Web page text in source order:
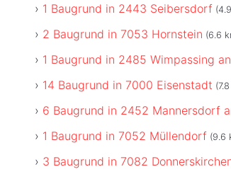
1 Baugrund in 2443 Seibersdorf
2 Baugrund in 7053 Hornstein (6.6
1 Baugrund in 2485 Wimpassing
14 Baugrund in 7000 Eisenstadt
6 Baugrund in 2452 Mannersdorf
1 Baugrund in 7052 Müllendorf (9.6
3 Baugrund in 7082